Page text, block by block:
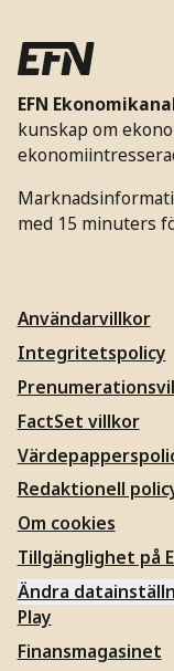
EFN
kunskap om
med 15 minuters
Användarvillkor
Integritetspolicy
FactSet villkor
Redaktionell
Om cookies
Tillgänglighet på
Ändra
Play
Finansmagasinet